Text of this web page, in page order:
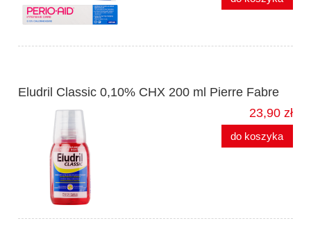
Eludril Classic 0,10% CHX 200 ml Pierre Fabre
23,90 zł
do koszyka